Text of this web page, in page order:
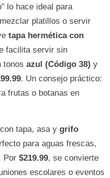
lo hace ideal para
platillos o servir
tapa hermética con
facilita servir sin
tonos azul (Código 38) y
. Un consejo práctico:
frutas o botanas en
con tapa, asa y grifo
para aguas frescas,
Por $219.99, se convierte
escolares o eventos